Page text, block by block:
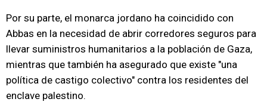
Por su parte, el monarca jordano ha coincidido con
Abbas en la necesidad de abrir corredores seguros para
llevar suministros humanitarios a la población de Gaza,
mientras que también ha asegurado que existe "una
política de castigo colectivo" contra los residentes del
enclave palestino.